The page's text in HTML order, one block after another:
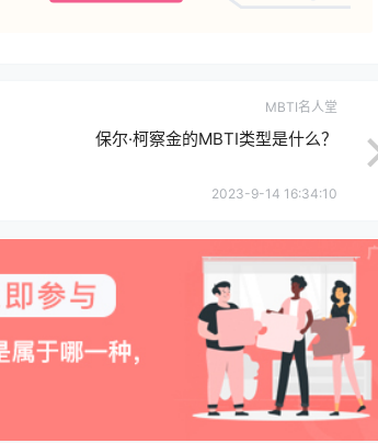
MBTI名人堂
保尔·柯察金的MBTI类型是什么？
2023-9-14 16:34:10